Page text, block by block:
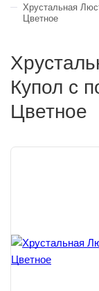
Хрустальная
Цветное
Купол с
Цветное